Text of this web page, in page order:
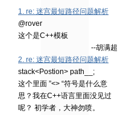
1. re: 迷宫最短路径问题解析
@rover
这个是C++模板
--胡满超
2. re: 迷宫最短路径问题解析
stack<Postion> path__;
这个里面 ”<> “符号是什么意
思？我在C++语言里面没见过
呢？ 初学者，大神勿喷。